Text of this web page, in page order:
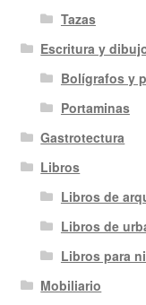
Tazas
Escritura y
Bolígrafos y
Portaminas
Gastrotectura
Libros
Libros de
Libros de
Libros para
Mobiliario